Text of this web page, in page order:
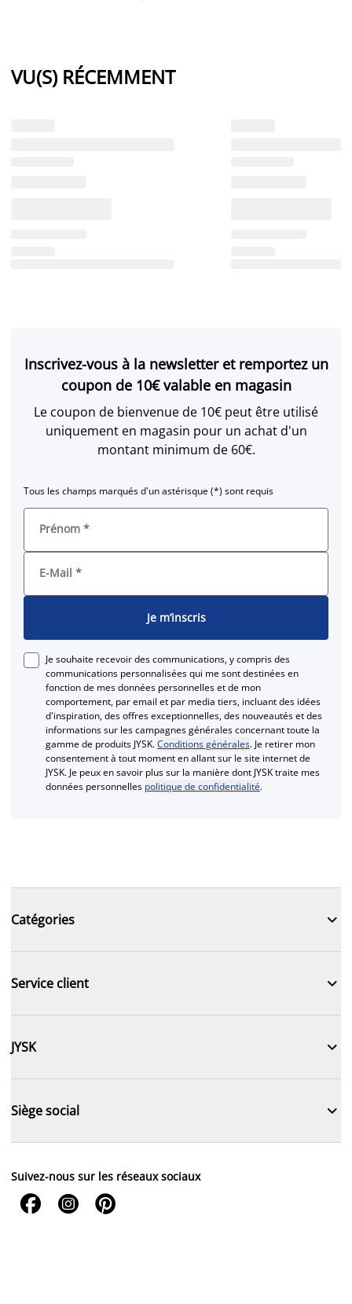
VU(S) RÉCEMMENT
Inscrivez-vous à la newsletter et remportez un
coupon de 10€ valable en magasin
Le coupon de bienvenue de 10€ peut être utilisé
uniquement en magasin pour un achat d'un
montant minimum de 60€.
Tous les champs marqués d'un astérisque (*) sont requis
Prénom *
E-Mail *
Je m’inscris
Je souhaite recevoir des communications, y compris des
communications personnalisées qui me sont destinées en
fonction de mes données personnelles et de mon
comportement, par email et par media tiers, incluant des idées
d'inspiration, des offres exceptionnelles, des nouveautés et des
informations sur les campagnes générales concernant toute la
gamme de produits JYSK.Conditions générales. Je retirer mon
consentement à tout moment en allant sur le site internet de
JYSK. Je peux en savoir plus sur la manière dont JYSK traite mes
données personnelles politique de confidentialité.
Catégories 
Service client 
JYSK 
Siège social 
Suivez-nous sur les réseaux sociaux
  